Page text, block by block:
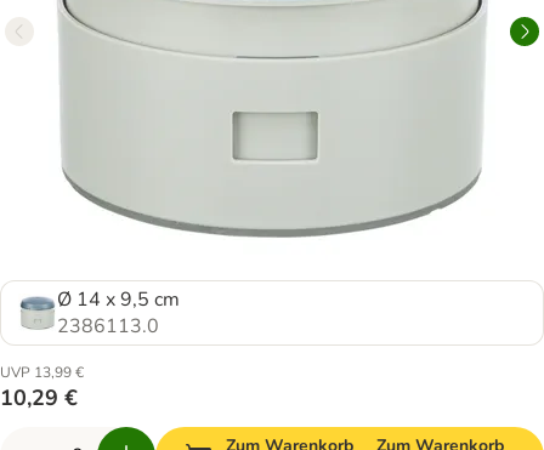
Ø 14 x 9,5 cm
2386113.0
UVP 13,99 €
10,29 €